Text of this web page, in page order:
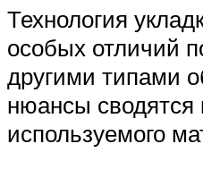
Технология
особых отличий
другими типами
нюансы сводятся
используемого